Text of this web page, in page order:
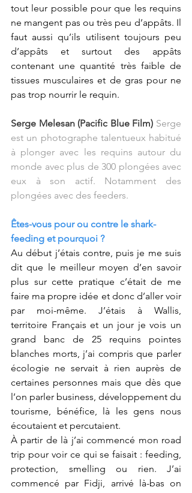
tout leur possible pour que les requins
ne mangent pas ou très peu d’appâts. Il
faut aussi qu’ils utilisent toujours peu
d’appâts et surtout des appâts
contenant une quantité très faible de
tissues musculaires et de gras pour ne
pas trop nourrir le requin.
Serge Melesan (Pacific Blue Film) Serge
est un photographe talentueux habitué
à plonger avec les requins autour du
monde avec plus de 300 plongées avec
eux à son actif. Notamment des
plongées avec des feeders.
Êtes-vous pour ou contre le shark-
feeding et pourquoi ?
Au début j’étais contre, puis je me suis
dit que le meilleur moyen d’en savoir
plus sur cette pratique c’était de me
faire ma propre idée et donc d’aller voir
par moi-même. J’étais à Wallis,
territoire Français et un jour je vois un
grand banc de 25 requins pointes
blanches morts, j’ai compris que parler
écologie ne servait à rien auprès de
certaines personnes mais que dès que
l’on parler business, développement du
tourisme, bénéfice, là les gens nous
écoutaient et percutaient.
À partir de là j’ai commencé mon road
trip pour voir ce qui se faisait : feeding,
protection, smelling ou rien. J’ai
commencé par Fidji, arrivé là-bas on